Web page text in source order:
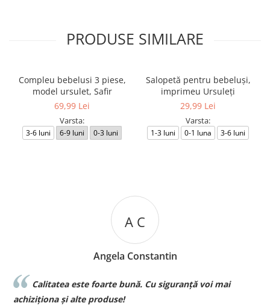
PRODUSE SIMILARE
Compleu bebelusi 3 piese,
model ursulet, Safir
69,99 Lei
Varsta:
3-6 luni 6-9 luni 0-3 luni
Salopetă pentru bebeluși,
imprimeu Ursuleți
29,99 Lei
Varsta:
1-3 luni 0-1 luna 3-6 luni
A C
Angela Constantin
Calitatea este foarte bună. Cu siguranță voi mai
achiziționa și alte produse!